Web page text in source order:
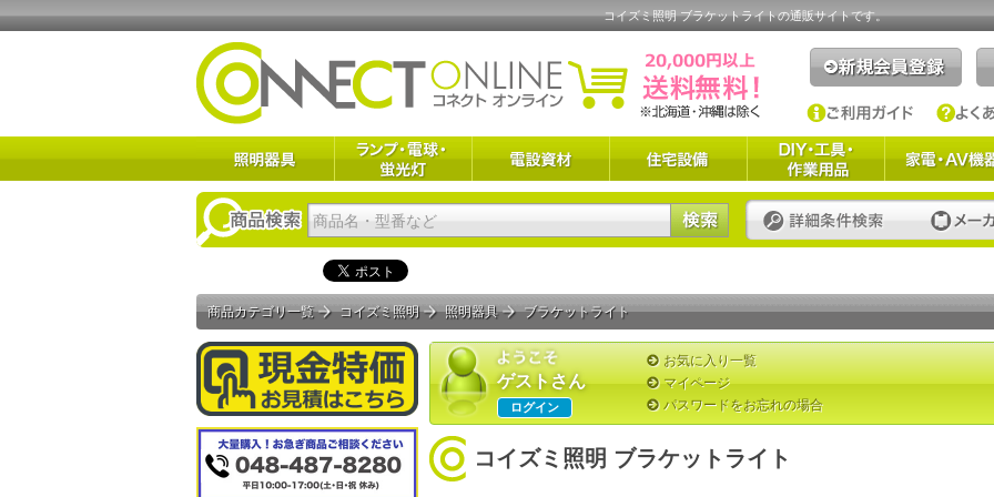
コイズミ照明 ブラケットライトの通販サイトです。
ゲストさん
お気に入り一覧
マイページ
ログイン パスワードをお忘れの場合
商品カテゴリ一覧 コイズミ照明 照明器具 ブラケットライト
コイズミ照明 ブラケットライト